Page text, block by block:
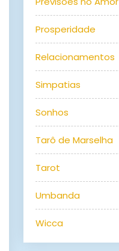
Prosperidade
Relacionamentos
Simpatias
Sonhos
Tarô de Marselha
Tarot
Umbanda
Wicca